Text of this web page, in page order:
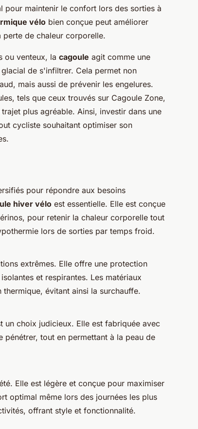
pour maintenir le confort lors des sorties à
vélo bien conçue peut améliorer
de chaleur corporelle.
ou venteux, la cagoule agit comme une
de s'infiltrer. Cela permet non
mais aussi de prévenir les engelures.
tels que ceux trouvés sur Cagoule Zone,
plus agréable. Ainsi, investir dans une
cycliste souhaitant optimiser son
pour répondre aux besoins
hiver vélo est essentielle. Elle est conçue
pour retenir la chaleur corporelle tout
lors de sorties par temps froid.
extrêmes. Elle offre une protection
et respirantes. Les matériaux
évitant ainsi la surchauffe.
un choix judicieux. Elle est fabriquée avec
pénétrer, tout en permettant à la peau de
Elle est légère et conçue pour maximiser
optimal même lors des journées les plus
offrant style et fonctionnalité.